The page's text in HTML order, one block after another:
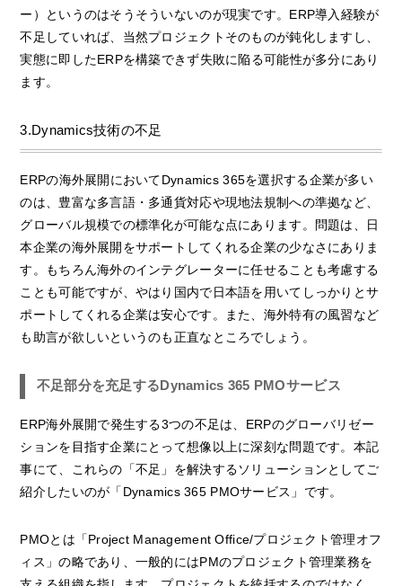
ー）というのはそうそういないのが現実です。ERP導入経験が
不足していれば、当然プロジェクトそのものが鈍化しますし、
実態に即したERPを構築できず失敗に陥る可能性が多分にあり
ます。
3.Dynamics技術の不足
ERPの海外展開においてDynamics 365を選択する企業が多い
のは、豊富な多言語・多通貨対応や現地法規制への準拠など、
グローバル規模での標準化が可能な点にあります。問題は、日
本企業の海外展開をサポートしてくれる企業の少なさにありま
す。もちろん海外のインテグレーターに任せることも考慮する
ことも可能ですが、やはり国内で日本語を用いてしっかりとサ
ポートしてくれる企業は安心です。また、海外特有の風習など
も助言が欲しいというのも正直なところでしょう。
不足部分を充足するDynamics 365 PMOサービス
ERP海外展開で発生する3つの不足は、ERPのグローバリゼー
ションを目指す企業にとって想像以上に深刻な問題です。本記
事にて、これらの「不足」を解決するソリューションとしてご
紹介したいのが「Dynamics 365 PMOサービス」です。
PMOとは「Project Management Office/プロジェクト管理オフ
ィス」の略であり、一般的にはPMのプロジェクト管理業務を